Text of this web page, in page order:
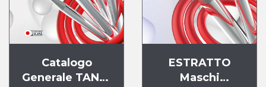
Catalogo
Generale TANOI
ESTRATTO
Maschi